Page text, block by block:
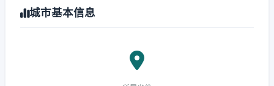
城市基本信息